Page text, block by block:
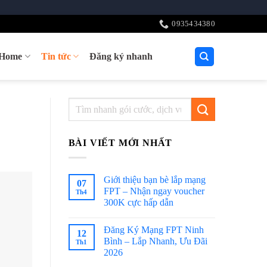
0935434380
Tin tức Đăng ký nhanh
BÀI VIẾT MỚI NHẤT
07
Th4
Giới thiệu bạn bè lắp mạng
FPT – Nhận ngay voucher
300K cực hấp dẫn
12
Th1
Đăng Ký Mạng FPT Ninh
Bình – Lắp Nhanh, Ưu Đãi
2026